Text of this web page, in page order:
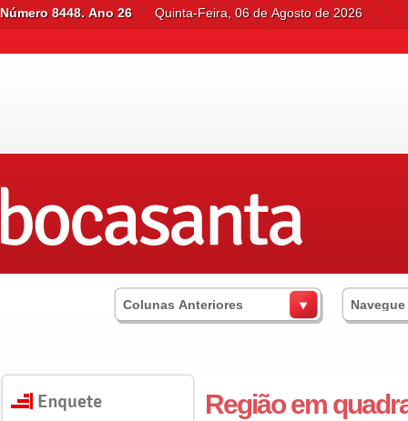
Número 8448. Ano 26 Quinta-Feira, 06 de Agosto de 2026
Colunas Anteriores
Região em